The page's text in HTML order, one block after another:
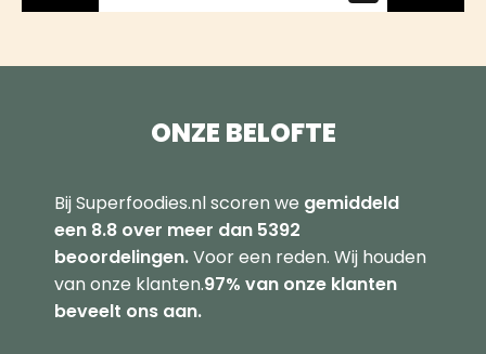
ONZE BELOFTE
Bij Superfoodies.nl scoren we gemiddeld
een 8.8 over meer dan 5392
beoordelingen.Voor een reden. Wij houden
van onze klanten.97% van onze klanten
beveelt ons aan.